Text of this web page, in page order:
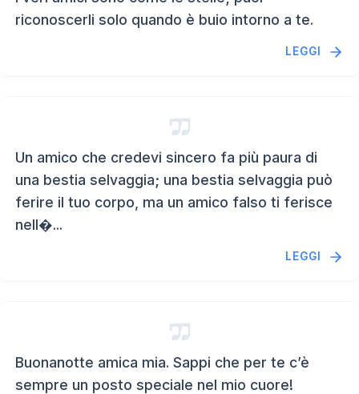
riconoscerli solo quando è buio intorno a te.
LEGGI
Un amico che credevi sincero fa più paura di
una bestia selvaggia; una bestia selvaggia può
ferire il tuo corpo, ma un amico falso ti ferisce
nell�...
LEGGI
Buonanotte amica mia. Sappi che per te c’è
sempre un posto speciale nel mio cuore!